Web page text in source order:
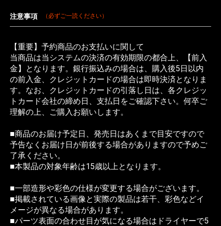
注意事項 （必ずご一読ください）
【重要】予約商品のお支払いに関して
当商品は当システムの決済の有効期限の都合上、【前入
金】となります。銀行振込みの場合は、購入後5日以内
の前入金、クレジットカードの場合は即時決済となりま
す。なお、クレジットカードの引落し日は、各クレジッ
トカード会社の締め日、支払日をご確認下さい。何卒ご
理解の上、ご購入お願いします。
■商品のお届け予定日、発売日はあくまで目安ですので
予告なくお届け日が前後する場合がありますので予めご
了承ください。
■本製品の対象年齢は15歳以上となります。
■一部造形や彩色の仕様が変更する場合がございます。
■掲載されている画像と実際の製品は若干、彩色などイ
メージが異なる場合があります。
■パーツ表面の合わせ目が気になる場合はドライヤーで5